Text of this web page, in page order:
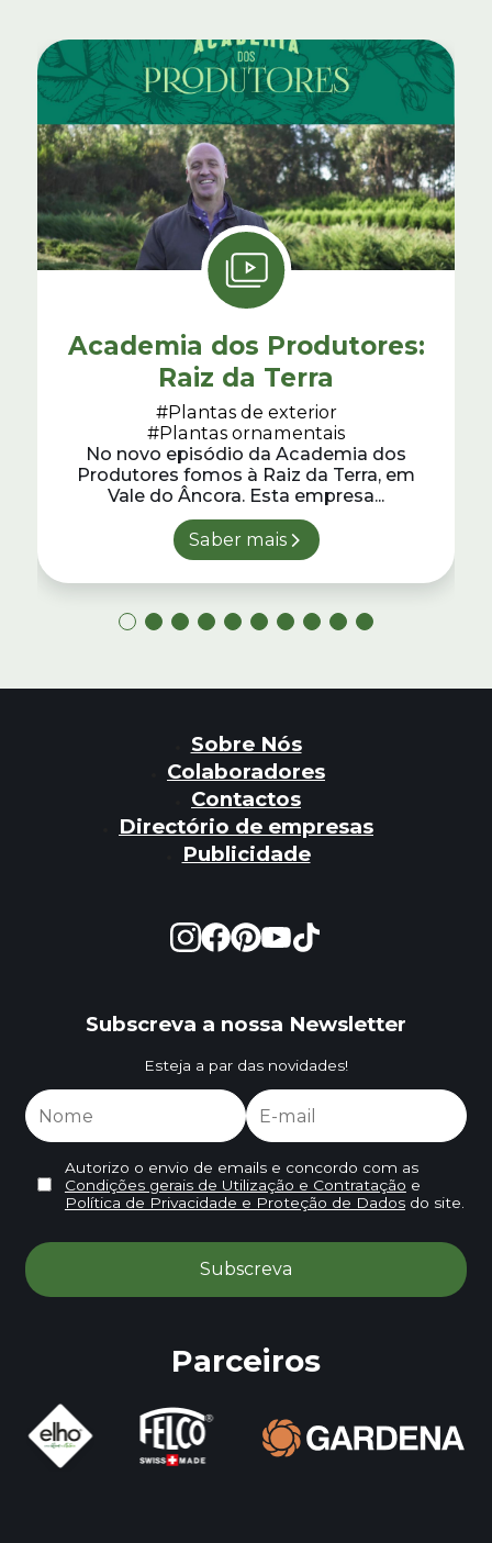
Academia dos Produtores:
Raiz da Terra
#Plantas de exterior
#Plantas ornamentais
No novo episódio da Academia dos
Produtores fomos à Raiz da Terra, em
Vale do Âncora. Esta empresa...
Saber mais
Sobre Nós
Colaboradores
Contactos
Directório de empresas
Publicidade
Subscreva a nossa Newsletter
Esteja a par das novidades!
Autorizo o envio de emails e concordo com as
Condições gerais de Utilização e Contratação e
Política de Privacidade e Proteção de Dadosdo site.
Parceiros